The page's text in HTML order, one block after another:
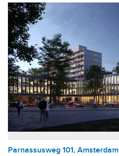
Parnassusweg 101, Amsterdam